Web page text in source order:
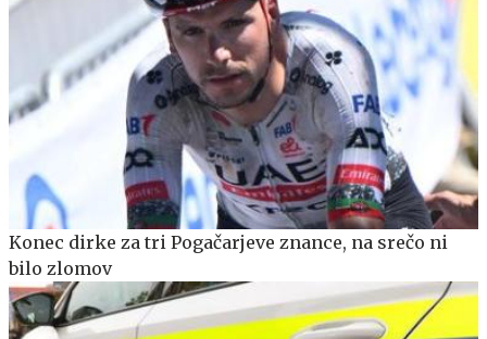
Konec dirke za tri Pogačarjeve znance, na srečo ni
bilo zlomov